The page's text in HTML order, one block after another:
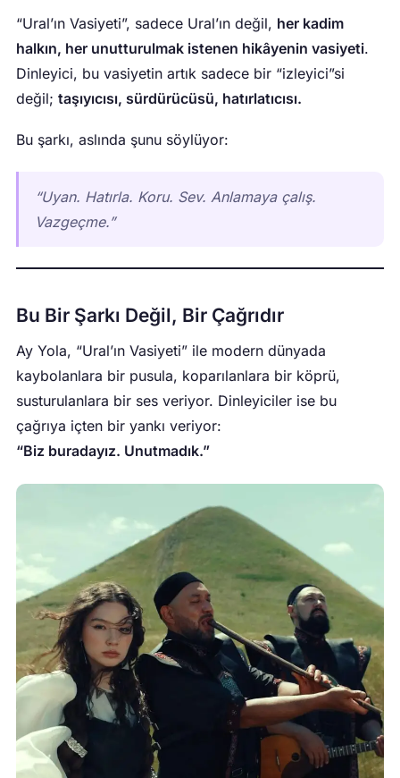
“Ural’ın Vasiyeti”, sadece Ural’ın değil, her kadim
halkın, her unutturulmak istenen hikâyenin vasiyeti.
Dinleyici, bu vasiyetin artık sadece bir “izleyici”si
değil; taşıyıcısı, sürdürücüsü, hatırlatıcısı.
Bu şarkı, aslında şunu söylüyor:
“Uyan. Hatırla. Koru. Sev. Anlamaya çalış.
Vazgeçme.”
Bu Bir Şarkı Değil, Bir Çağrıdır
Ay Yola, “Ural’ın Vasiyeti” ile modern dünyada
kaybolanlara bir pusula, koparılanlara bir köprü,
susturulanlara bir ses veriyor. Dinleyiciler ise bu
çağrıya içten bir yankı veriyor:
“Biz buradayız. Unutmadık.”